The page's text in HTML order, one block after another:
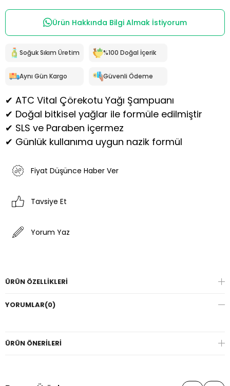
Ürün Hakkında Bilgi Almak İstiyorum
Soğuk Sıkım Üretim %100 Doğal İçerik
Aynı Gün Kargo Güvenli Ödeme
✔ ATC Vital Çörekotu Yağı Şampuanı
✔ Doğal bitkisel yağlar ile formüle edilmiştir
✔ SLS ve Paraben içermez
✔ Günlük kullanıma uygun nazik formül
Fiyat Düşünce Haber Ver
Tavsiye Et
Yorum Yaz
ÜRÜN ÖZELLIKLERI
YORUMLAR(0)
ÜRÜN ÖNERILERI